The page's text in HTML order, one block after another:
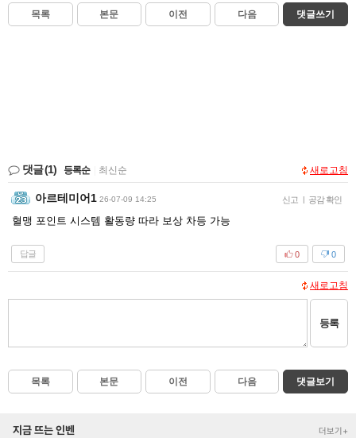
목록 본문 이전 다음 댓글쓰기
댓글(1) 등록순 최신순 새로고침
아르테미어1 26-07-09 14:25 신고 | 공감 확인
혈맹 포인트 시스템 활동량 따라 보상 차등 가능
답글 0
0
새로고침
등록
목록 본문 이전 다음 댓글보기
지금 뜨는 인벤 더보기+